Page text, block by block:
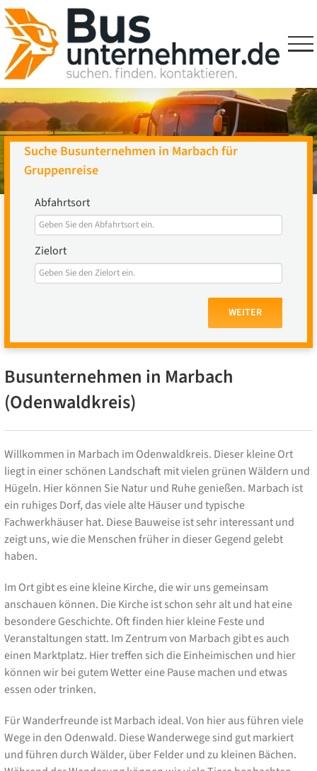
Skip
to
content
Suche Busunternehmen in Marbach für
Gruppenreise
Abfahrtsort
Zielort
WEITER
Busunternehmen in Marbach
(Odenwaldkreis)
Willkommen in Marbach im Odenwaldkreis. Dieser kleine Ort
liegt in einer schönen Landschaft mit vielen grünen Wäldern und
Hügeln. Hier können Sie Natur und Ruhe genießen. Marbach ist
ein ruhiges Dorf, das viele alte Häuser und typische
Fachwerkhäuser hat. Diese Bauweise ist sehr interessant und
zeigt uns, wie die Menschen früher in dieser Gegend gelebt
haben.
Im Ort gibt es eine kleine Kirche, die wir uns gemeinsam
anschauen können. Die Kirche ist schon sehr alt und hat eine
besondere Geschichte. Oft finden hier kleine Feste und
Veranstaltungen statt. Im Zentrum von Marbach gibt es auch
einen Marktplatz. Hier treffen sich die Einheimischen und hier
können wir bei gutem Wetter eine Pause machen und etwas
essen oder trinken.
Für Wanderfreunde ist Marbach ideal. Von hier aus führen viele
Wege in den Odenwald. Diese Wanderwege sind gut markiert
und führen durch Wälder, über Felder und zu kleinen Bächen.